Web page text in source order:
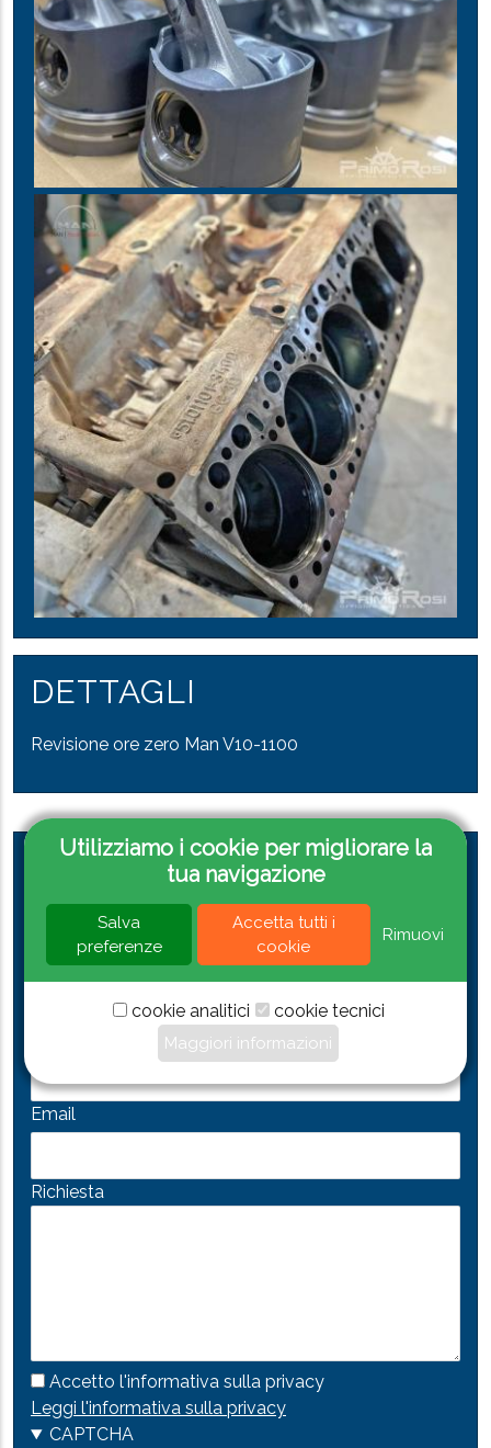
DETTAGLI
Revisione ore zero Man V10-1100
RICHIEDI INFORMAZIONI
Per informazioni contattaci tramite Whatsapp
Nome e cognome
Recapiti telefonici
Email
Richiesta
Accetto l'informativa sulla privacy
Leggi l'informativa sulla privacy
CAPTCHA
Utilizziamo i cookie per migliorare la
tua navigazione
Salva
preferenze
Accetta tutti i
cookie
Rimuovi
cookie analitici cookie tecnici
Maggiori informazioni